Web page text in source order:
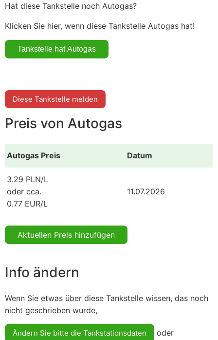
Hat diese Tankstelle noch Autogas?
Klicken Sie hier, wenn diese Tankstelle Autogas hat!
Diese Tankstelle melden
Preis von Autogas
Autogas Preis Datum
3.29 PLN/L
oder cca.
0.77 EUR/L
11.07.2026
Aktuellen Preis hinzufügen
Info ändern
Wenn Sie etwas über diese Tankstelle wissen, das noch
nicht geschrieben wurde,
Ändern Sie bitte die Tankstationsdaten
oder